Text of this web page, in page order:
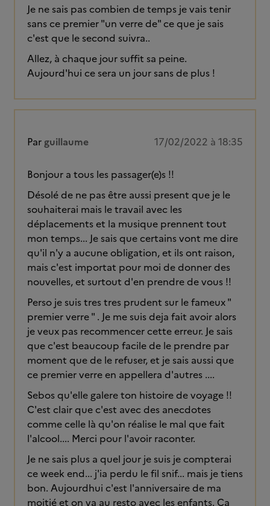
Je ne sais pas combien de temps je vais tenir
sans ce premier "un verre de" ce que je sais
c'est que le second suivra..
Allez, à chaque jour suffit sa peine.
Aujourd'hui ce sera un jour sans de plus !
Parguillaume 17/02/2022 à 18:35
Bonjour a tous les passager(e)s !!
Désolé de ne pas être aussi present que je le
souhaiterai mais le travail avec les
déplacements et la musique prennent tout
mon temps... Je sais que certains vont me dire
qu'il n'y a aucune obligation, et ils ont raison,
mais c'est importat pour moi de donner des
nouvelles, et surtout d'en prendre de vous !!
Perso je suis tres tres prudent sur le fameux "
premier verre " . Je me suis deja fait avoir alors
je veux pas recommencer cette erreur. Je sais
que c'est beaucoup facile de le prendre par
moment que de le refuser, et je sais aussi que
ce premier verre en appellera d'autres ....
Sebos qu'elle galere ton histoire de voyage !!
C'est clair que c'est avec des anecdotes
comme celle là qu'on réalise le mal que fait
l'alcool.... Merci pour l'avoir raconter.
Je ne sais plus a quel jour je suis je compterai
ce week end... j'ia perdu le fil snif... mais je tiens
bon. Aujourdhui c'est l'anniversaire de ma
moitié et on va au resto avec les enfants. Ca